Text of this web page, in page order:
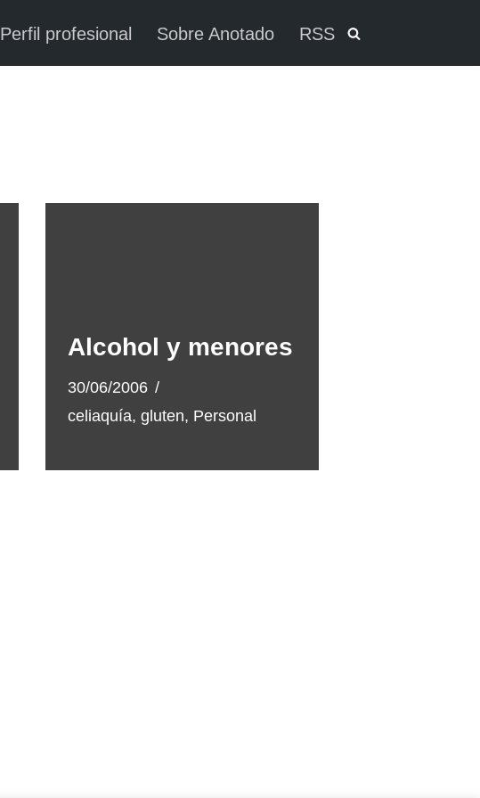
Perfil profesional Sobre Anotado RSS
Alcohol y menores
30/06/2006
celiaquía, gluten, Personal